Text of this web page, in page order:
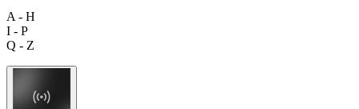
A - H
I - P
Q - Z